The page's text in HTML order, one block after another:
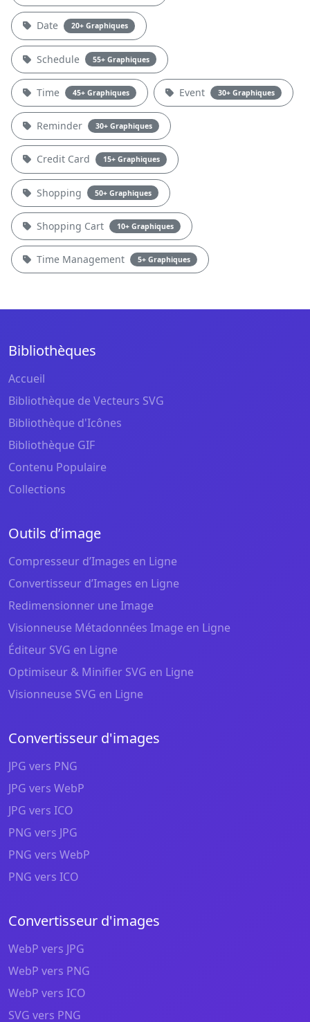
Date 20+ Graphiques
Schedule 55+ Graphiques
Time 45+ Graphiques Event 30+ Graphiques
Reminder 30+ Graphiques
Credit Card 15+ Graphiques
Shopping 50+ Graphiques
Shopping Cart 10+ Graphiques
Time Management 5+ Graphiques
Bibliothèques
Accueil
Bibliothèque de Vecteurs SVG
Bibliothèque d'Icônes
Bibliothèque GIF
Contenu Populaire
Collections
Outils d’image
Compresseur d’Images en Ligne
Convertisseur d’Images en Ligne
Redimensionner une Image
Visionneuse Métadonnées Image en Ligne
Éditeur SVG en Ligne
Optimiseur & Minifier SVG en Ligne
Visionneuse SVG en Ligne
Convertisseur d'images
JPG vers PNG
JPG vers WebP
JPG vers ICO
PNG vers JPG
PNG vers WebP
PNG vers ICO
Convertisseur d'images
WebP vers JPG
WebP vers PNG
WebP vers ICO
SVG vers PNG